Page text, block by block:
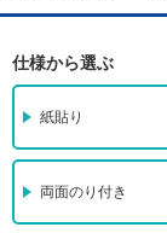
仕様から選ぶ
紙貼り
両面のり付き